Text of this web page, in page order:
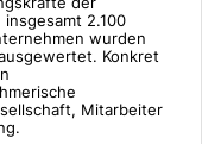
2.100
wurden
Konkret
Mitarbeiter